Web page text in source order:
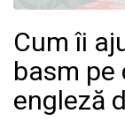
Cum îi
basm pe
engleză